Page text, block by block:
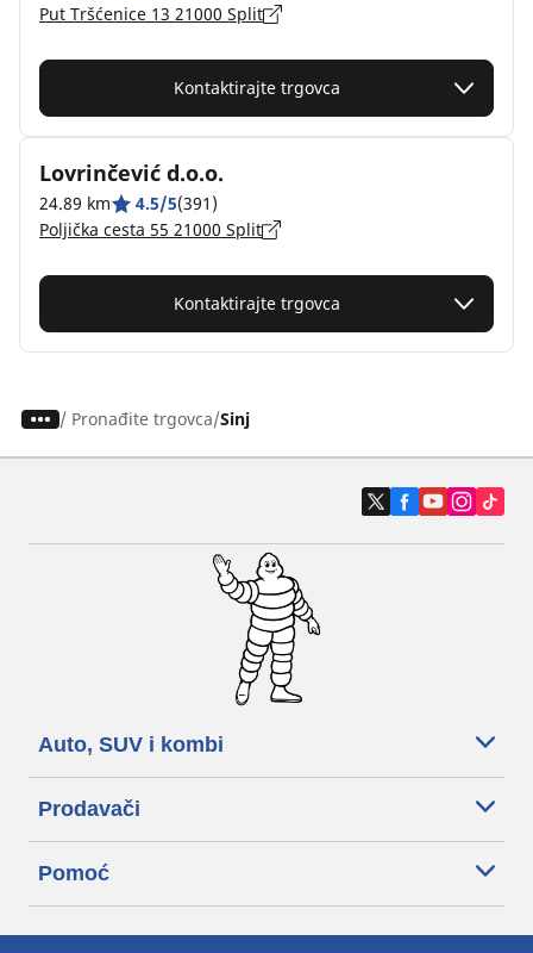
Put Tršćenice 13 21000 Split
Kontaktirajte trgovca
Lovrinčević d.o.o.
24.89 km 4.5/5(391)
Poljička cesta 55 21000 Split
Kontaktirajte trgovca
/ Pronađite trgovca Sinj
Auto, SUV i kombi
Prodavači
Pomoć